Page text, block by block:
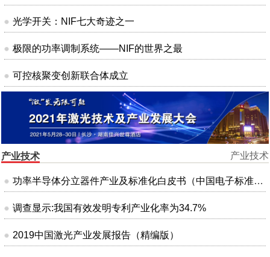
光学开关：NIF七大奇迹之一
极限的功率调制系统——NIF的世界之最
可控核聚变创新联合体成立
产业技术
产业技术
功率半导体分立器件产业及标准化白皮书（中国电子标准化研究院）
调查显示:我国有效发明专利产业化率为34.7%
2019中国激光产业发展报告（精编版）